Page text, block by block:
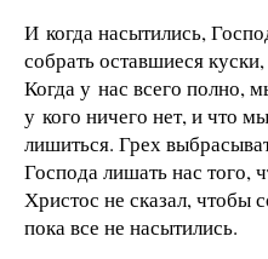
И когда насытились,
собрать оставшиеся
Когда у нас всего полно,
у кого ничего нет, и что
лишиться. Грех
Господа лишать нас того,
Христос не сказал, чтобы
пока все не насытились.